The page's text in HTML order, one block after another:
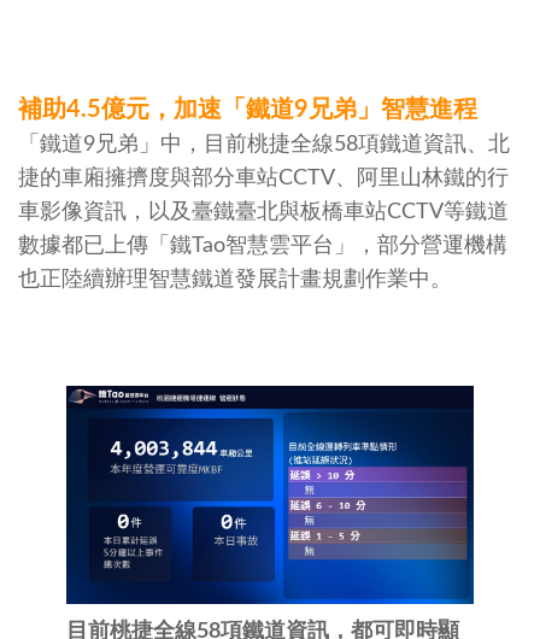
補助4.5億元，加速「鐵道9兄弟」智慧進程
「鐵道9兄弟」中，目前桃捷全線58項鐵道資訊、北
捷的車廂擁擠度與部分車站CCTV、阿里山林鐵的行
車影像資訊，以及臺鐵臺北與板橋車站CCTV等鐵道
數據都已上傳「鐵Tao智慧雲平台」，部分營運機構
也正陸續辦理智慧鐵道發展計畫規劃作業中。
目前桃捷全線58項鐵道資訊，都可即時顯